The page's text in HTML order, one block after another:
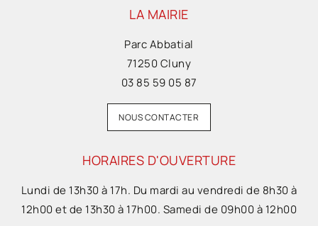
LA MAIRIE
Parc Abbatial
71250 Cluny
03 85 59 05 87
NOUS CONTACTER
HORAIRES D'OUVERTURE
Lundi de 13h30 à 17h. Du mardi au vendredi de 8h30 à
12h00 et de 13h30 à 17h00. Samedi de 09h00 à 12h00